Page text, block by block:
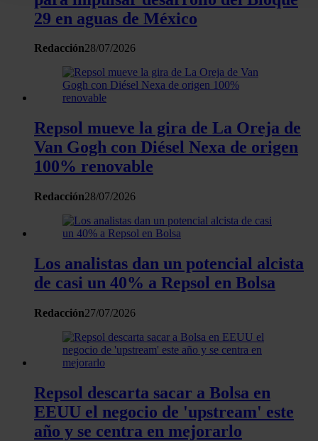
la Declaración de cookies.
tráfico. Además, compartimos información sobre el uso que
sitio web con nuestros partners de redes sociales,
haya proporcionado o que hayan recopilado a partir del uso
hecho de sus servicios.
29 en aguas de México
Redacción28/07/2026
Repsol mueve la gira de La Oreja de
Van Gogh con Diésel Nexa de origen
100% renovable
Redacción28/07/2026
Los analistas dan un potencial alcista
de casi un 40% a Repsol en Bolsa
Redacción27/07/2026
Repsol descarta sacar a Bolsa en
EEUU el negocio de 'upstream' este
año y se centra en mejorarlo